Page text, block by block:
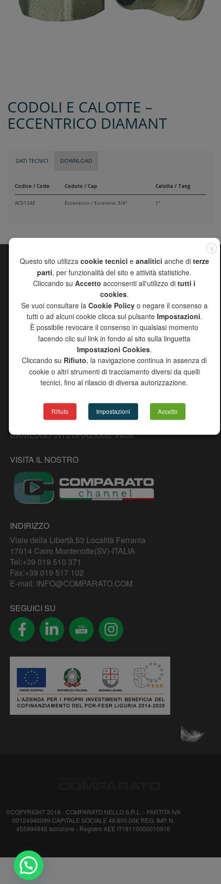
CODOLI E CALOTTE –
ECCENTRICO DIAMANT
DATI TECNICI DOWNLOAD
Codice / Code Codolo / Cap Calotta / Tang
AC0134E Eccentrico / Eccentric 3/4" 1"
MAPPA DEL SITO
CHANNEL
PRODOTTI
RICERCA AGENTI
DOWNLOAD
PROGETTO 2000
CONTATTI
COPYRIGHT DISCLAIMER
INFORMATIVA EROGAZIONI PUBBLICHE 2024
CATALOGO PRODOTTI
CATALOGO GENERALE
CATALOGO INTEGRAZIONE INOX
VISITA IL NOSTRO
INDIRIZZO
Viale della Libertà,53 Località Ferrania
17014 Cairo Montenotte(SV)-ITALIA
Tel:+39 019 510 371
Fax:+39 019 517 102
E-mail: INFO@COMPARATO.COM
SEGUICI SU
YOU
TUBE
©COPYRIGHT 2018 - COMPARATO NELLO S.R.L. - PARTITA IVA
00124940099 CAPITALE SOCIALE 46.800,00€ REG. IMP. N.
455994945 Iscrizione - Registro AEE IT18110000010916
X
Questo sito utilizza cookie tecnici e analitici anche di terze
parti, per funzionalità del sito e attività statistiche.
Cliccando su Accetto acconsenti all'utilizzo di tutti i
cookies.
Se vuoi consultare la Cookie Policyo negare il consenso a
tutti o ad alcuni cookie clicca sul pulsante Impostazioni.
È possibile revocare il consenso in qualsiasi momento
facendo clic sul link in fondo al sito sulla linguetta
Impostazioni Cookies.
Cliccando su Rifiuto, la navigazione continua in assenza di
cookie o altri strumenti di tracciamento diversi da quelli
tecnici, fino al rilascio di diversa autorizzazione.
Rifiuto Impostazioni Accetto